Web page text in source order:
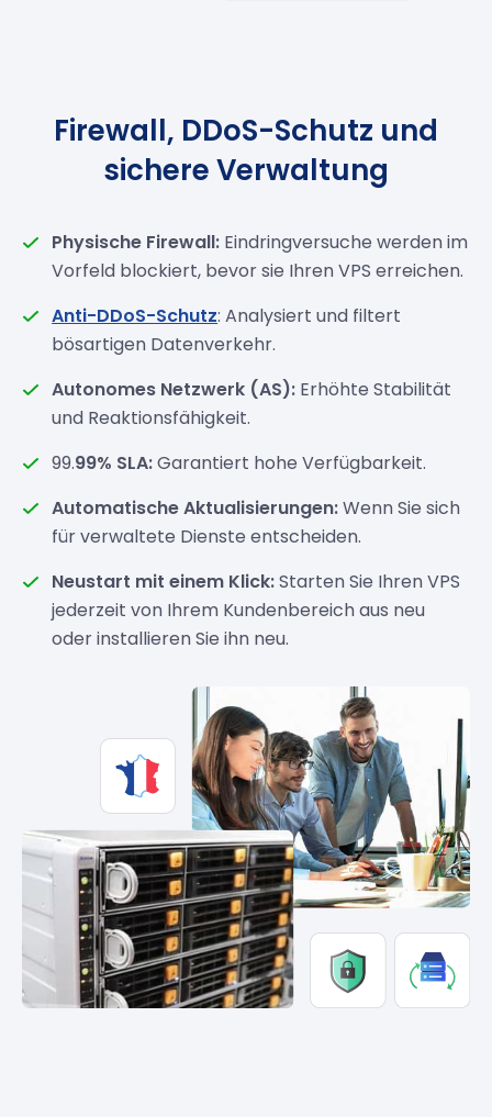
Firewall, DDoS-Schutz und
sichere Verwaltung
Physische Firewall: Eindringversuche werden im
Vorfeld blockiert, bevor sie Ihren VPS erreichen.
Anti-DDoS-Schutz: Analysiert und filtert
bösartigen Datenverkehr.
Autonomes Netzwerk (AS): Erhöhte Stabilität
und Reaktionsfähigkeit.
99.99% SLA:Garantiert hohe Verfügbarkeit.
Automatische Aktualisierungen:Wenn Sie sich
für verwaltete Dienste entscheiden.
Neustart mit einem Klick:Starten Sie Ihren VPS
jederzeit von Ihrem Kundenbereich aus neu
oder installieren Sie ihn neu.